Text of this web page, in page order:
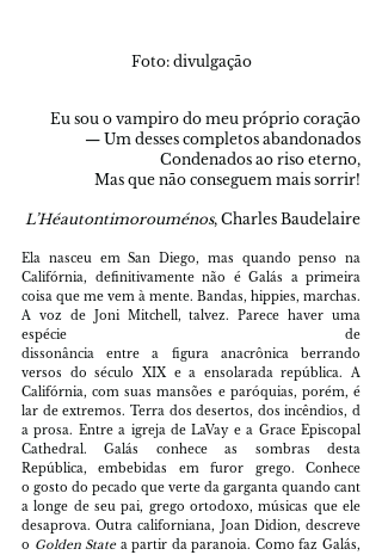
Foto: divulgação
Eu sou o vampiro do meu próprio coração
— Um desses completos abandonados
Condenados ao riso eterno,
Mas que não conseguem mais sorrir!
L’Héautontimorouménos, Charles Baudelaire
Ela nasceu em San Diego, mas quando penso na
Califórnia, definitivamente não é Galás a primeira
coisa que me vem à mente. Bandas, hippies, marchas.
A voz de Joni Mitchell, talvez. Parece haver uma
espécie de
dissonância entre a figura anacrônica berrando
versos do século XIX e a ensolarada república. A
Califórnia, com suas mansões e paróquias, porém, é
lar de extremos. Terra dos desertos, dos incêndios, d
a prosa. Entre a igreja de LaVay e a Grace Episcopal
Cathedral. Galás conhece as sombras desta
República, embebidas em furor grego. Conhece
o gosto do pecado que verte da garganta quando cant
a longe de seu pai, grego ortodoxo, músicas que ele
desaprova. Outra californiana, Joan Didion, descreve
o Golden State a partir da paranoia. Como faz Galás,